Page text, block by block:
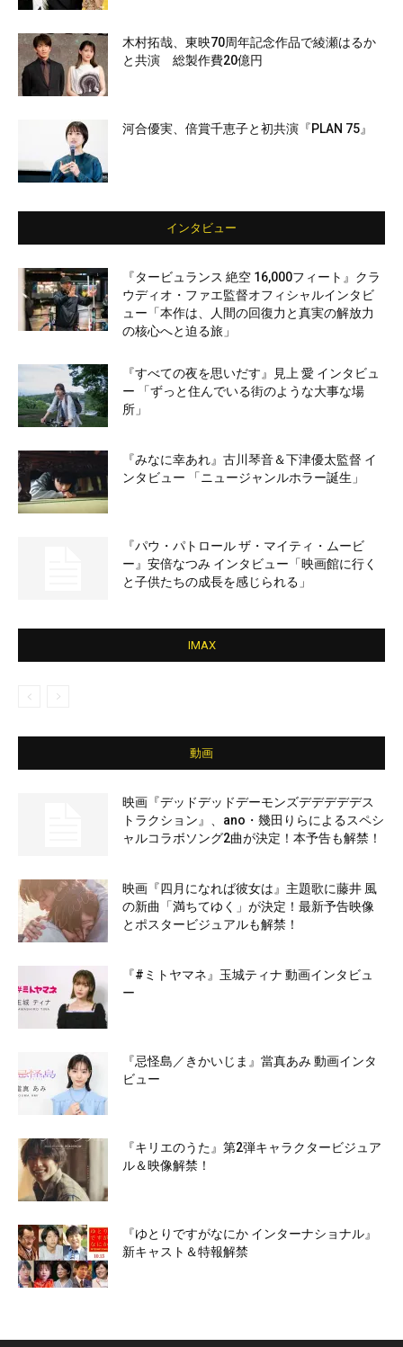
木村拓哉、東映70周年記念作品で綾瀬はるか
と共演 総製作費20億円
河合優実、倍賞千恵子と初共演『PLAN 75』
インタビュー
『タービュランス 絶空 16,000フィート』クラ
ウディオ・ファエ監督オフィシャルインタビ
ュー「本作は、人間の回復力と真実の解放力
の核心へと迫る旅」
『すべての夜を思いだす』見上 愛 インタビュ
ー 「ずっと住んでいる街のような大事な場
所」
『みなに幸あれ』古川琴音＆下津優太監督 イ
ンタビュー 「ニュージャンルホラー誕生」
『パウ・パトロール ザ・マイティ・ムービ
ー』安倍なつみ インタビュー「映画館に行く
と子供たちの成長を感じられる」
IMAX
動画
映画『デッドデッドデーモンズデデデデデス
トラクション』、ano・幾田りらによるスペシ
ャルコラボソング2曲が決定！本予告も解禁！
映画『四月になれば彼女は』主題歌に藤井 風
の新曲「満ちてゆく」が決定！最新予告映像
とポスタービジュアルも解禁！
『#ミトヤマネ』玉城ティナ 動画インタビュ
ー
『忌怪島／きかいじま』當真あみ 動画インタ
ビュー
『キリエのうた』第2弾キャラクタービジュア
ル＆映像解禁！
『ゆとりですがなにか インターナショナル』
新キャスト＆特報解禁